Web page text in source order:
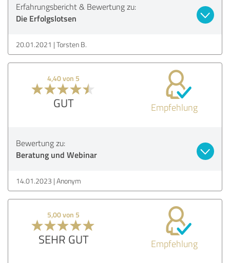
Erfahrungsbericht & Bewertung zu:
Die Erfolgslotsen
20.01.2021 Torsten B.
4,40 von 5
GUT Empfehlung
Bewertung zu:
Beratung und Webinar
14.01.2023 Anonym
5,00 von 5
SEHR GUT Empfehlung